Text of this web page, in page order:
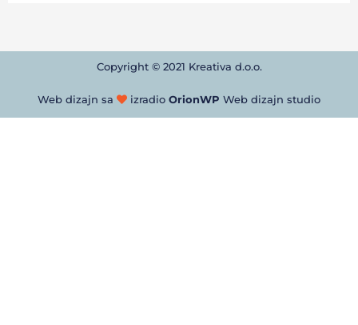
Copyright © 2021 Kreativa d.o.o.
Web dizajn sa izradio OrionWP Web dizajn studio